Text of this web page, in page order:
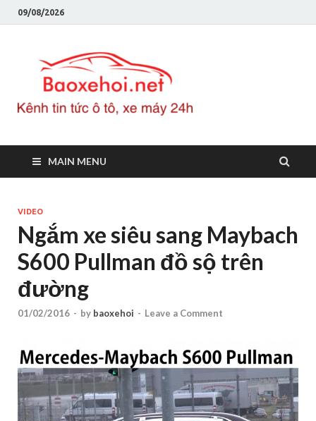
09/08/2026
MAIN MENU
VIDEO
Ngắm xe siêu sang Maybach
S600 Pullman đồ sộ trên
đường
01/02/2016 - by baoxehoi - Leave a Comment